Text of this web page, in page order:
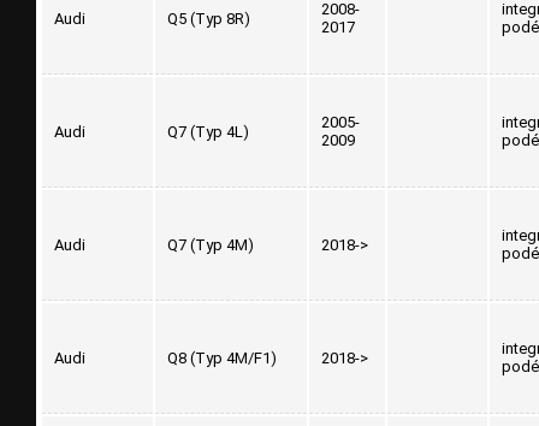
Audi Q5 (Typ 8R)
2008-
2017
Audi Q7 (Typ 4L)
2005-
2009
Audi Q7 (Typ 4M) 2018->
Audi Q8 (Typ 4M/F1) 2018->